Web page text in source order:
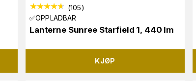
(105)
✅OPPLADBAR
Lanterne Sunree Starfield 1, 440 lm
KJØP